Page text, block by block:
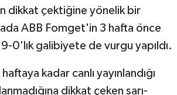
dikkat çektiğine yönelik bir
ABB Fomget'in 3 hafta önce
0'lık galibiyete de vurgu yapıldı.
kadar canlı yayınlandığı
dikkat çeken sarı-